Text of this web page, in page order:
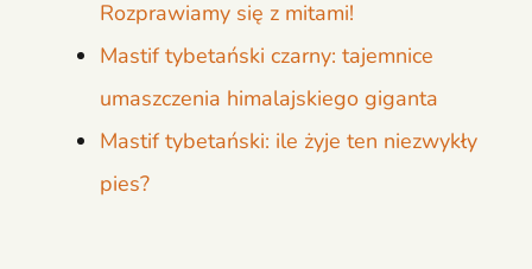
Rozprawiamy się z mitami!
Mastif tybetański czarny: tajemnice
umaszczenia himalajskiego giganta
Mastif tybetański: ile żyje ten niezwykły
pies?